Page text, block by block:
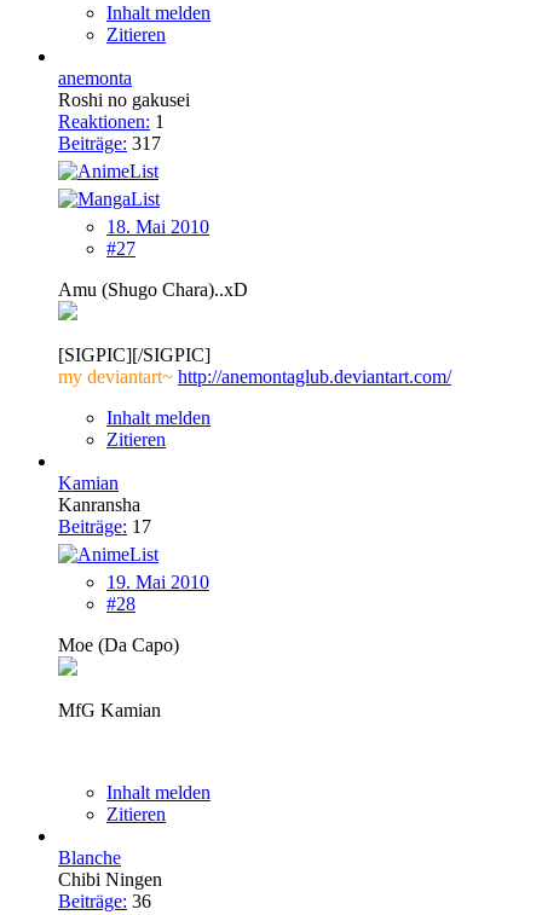
Inhalt melden
Zitieren
anemonta
Roshi no gakusei
Reaktionen: 1
Beiträge: 317
18. Mai 2010
#27
Amu (Shugo Chara)..xD
[SIGPIC][/SIGPIC]
my deviantart~ http://anemontaglub.deviantart.com/
Inhalt melden
Zitieren
Kamian
Kanransha
Beiträge: 17
19. Mai 2010
#28
Moe (Da Capo)
MfG Kamian
Inhalt melden
Zitieren
Blanche
Chibi Ningen
Beiträge: 36